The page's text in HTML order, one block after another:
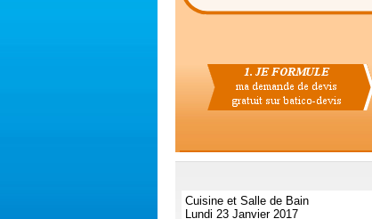
Cuisine et Salle de Bain
Lundi 23 Janvier 2017